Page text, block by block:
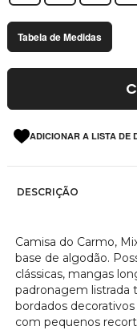
Tabela de Medidas
ADICIONAR A LISTA DE
DESCRIÇÃO
Camisa do Carmo,
base de algodão.
clássicas, mangas
padronagem listrada
bordados
com pequenos